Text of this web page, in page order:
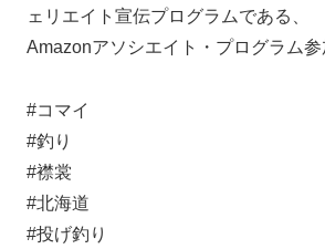
ェリエイト宣伝プログラムである、
Amazonアソシエイト・プログラム参
#コマイ
#釣り​
#襟裳
#北海道​
#投げ釣り​